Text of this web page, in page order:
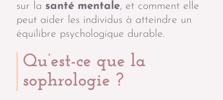
sur la santé mentale, et comment elle
peut aider les individus à atteindre un
équilibre psychologique durable.
Qu’est-ce que la
sophrologie ?